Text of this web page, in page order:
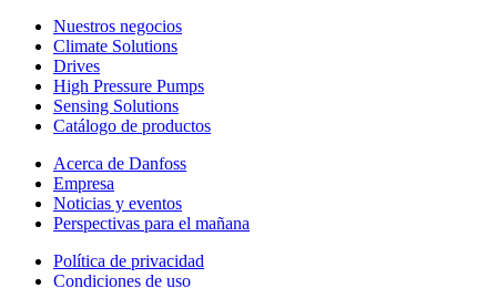
Nuestros negocios
Climate Solutions
Drives
High Pressure Pumps
Sensing Solutions
Catálogo de productos
Acerca de Danfoss
Empresa
Noticias y eventos
Perspectivas para el mañana
Política de privacidad
Condiciones de uso